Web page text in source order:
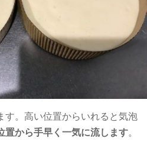
す。高い位置からいれると気泡
置から手早く一気に流します。